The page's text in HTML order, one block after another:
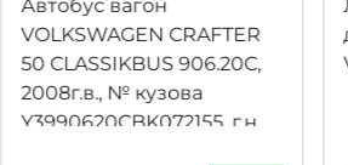
Легковой специальный
джип(учебная) марки
VAZ-21214